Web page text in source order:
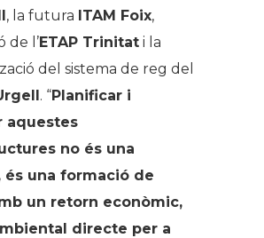
, la futura ITAM Foix,
de l’ETAP Trinitat i la
del sistema de reg del
. “Planificar i
aquestes
no és una
és una formació de
un retorn econòmic,
directe per a